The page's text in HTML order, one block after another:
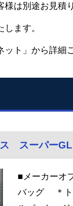
は別途お見積
ます。
ット」から詳細
ス スーパー
■メーカー
バッグ ＊ト